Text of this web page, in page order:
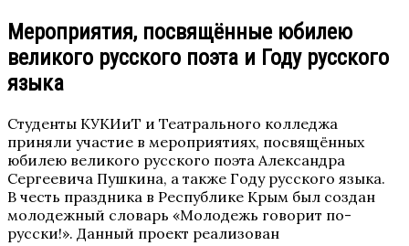
Мероприятия, посвящённые юбилею
великого русского поэта и Году русского
языка
Студенты КУКИиТ и Театрального колледжа
приняли участие в мероприятиях, посвящённых
юбилею великого русского поэта Александра
Сергеевича Пушкина, а также Году русского языка.
В честь праздника в Республике Крым был создан
молодежный словарь «Молодежь говорит по-
русски!». Данный проект реализован